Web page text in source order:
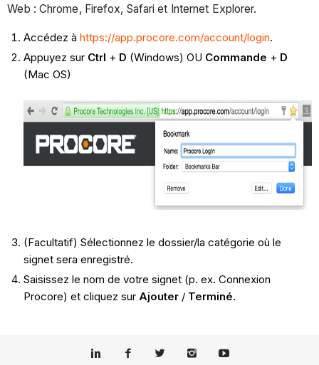
Web : Chrome, Firefox, Safari et Internet Explorer.
Accédez à https://app.procore.com/account/login.
Appuyez sur Ctrl + D (Windows) OU Commande + D
(Mac OS)
(Facultatif) Sélectionnez le dossier/la catégorie où le
signet sera enregistré.
Saisissez le nom de votre signet (p. ex. Connexion
Procore) et cliquez sur Ajouter/ Terminé.